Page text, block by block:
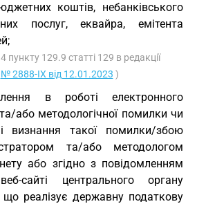
коштів, небанківського
послуг, еквайра, емітента
пункту 129.9 статті 129 в редакції
№ 2888-IX від 12.01.2023 )
в роботі електронного
та/або методологічної помилки чи
визнання такої помилки/збою
та/або методологом
або згідно з повідомленням
сайті центрального органу
що реалізує державну податкову